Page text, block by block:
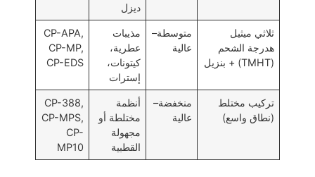
ديزل
ثلاثي ميثيل
هدرجة الشحم
(TMHT) + بنزيل
متوسطة–
عالية
مذيبات
عطرية،
كيتونات،
إسترات
CP-APA,
CP-MP,
CP-EDS
تركيب مختلط
(نطاق واسع)
منخفضة–
عالية
أنظمة
مختلطة أو
مجهولة
القطبية
CP-388,
CP-MPS,
CP-
MP10